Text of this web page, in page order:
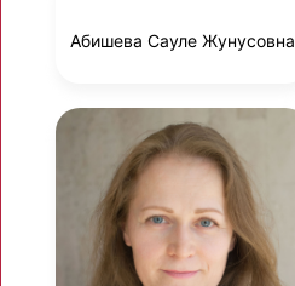
Абишева Сауле Жунусовна